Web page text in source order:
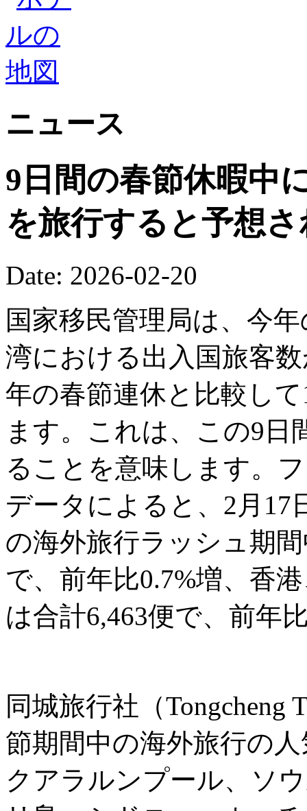
ニュース
9日間の春節休暇中
を旅行すると予想
Date: 2026-02-20
国家移民管理局は、今
湾における出入国旅客
年の春節連休と比較し
ます。これは、この9日
ることを意味します。
データによると、2月17
の海外旅行ラッシュ期
で、前年比0.7%増、香
は合計6,463便で、前年
同城旅行社（
節期間中の海外旅行の
クアラルンプール、ソ